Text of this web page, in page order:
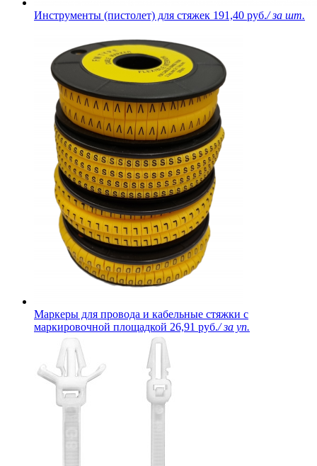
Инструменты (пистолет) для стяжек 191,40 руб./ за шт.
Маркеры для провода и кабельные стяжки с
маркировочной площадкой 26,91 руб./ за уп.